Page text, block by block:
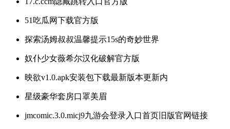
51吃瓜网下载官方版
探索汤姆叔叔温馨提示15s的奇妙世界
奴仆少女薇希尔汉化破解官方版
映欲v1.0.apk安装包下载最新版本更新内
星级豪华套房口罩美眉
jmcomic.3.0.micj9九游会登录入口首页旧版官网链接